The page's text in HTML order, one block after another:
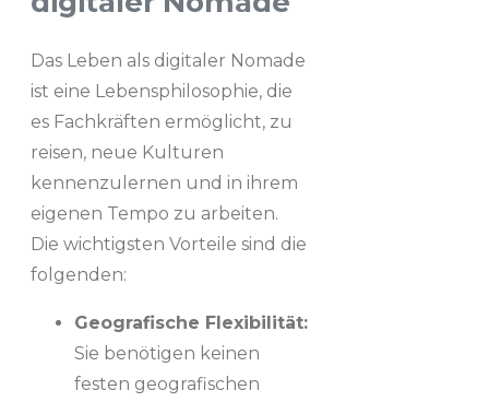
Das Leben als digitaler Nomade
ist eine Lebensphilosophie, die
es Fachkräften ermöglicht, zu
reisen, neue Kulturen
kennenzulernen und in ihrem
eigenen Tempo zu arbeiten.
Die wichtigsten Vorteile sind die
folgenden:
Geografische Flexibilität:
Sie benötigen keinen
festen geografischen